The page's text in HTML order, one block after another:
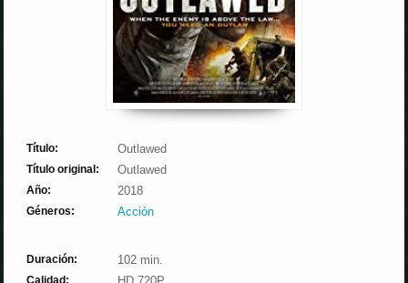
Título: Outlawed
Título original: Outlawed
Año: 2018
Géneros: Acción
Duración: 102 min.
Calidad: